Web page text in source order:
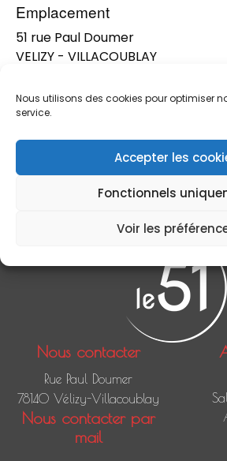
Nous utilisons des cookies pour optimiser
service.
Accepter les
Fonctionnels
Voir les
Emplacement
51 rue Paul Doumer
VELIZY - VILLACOUBLAY
Prochain évènement
Aucuns évènements à venir
Évènements à venir
<li>Aucun évènement à cet
Nous contacter
Rue Paul Doumer
78140 Vélizy-Villacoublay
Nous contacter par
mail